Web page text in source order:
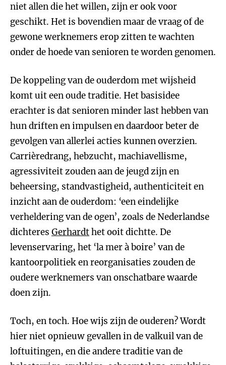
niet allen die het willen, zijn er ook voor
geschikt. Het is bovendien maar de vraag of de
gewone werknemers erop zitten te wachten
onder de hoede van senioren te worden genomen.
De koppeling van de ouderdom met wijsheid
komt uit een oude traditie. Het basisidee
erachter is dat senioren minder last hebben van
hun driften en impulsen en daardoor beter de
gevolgen van allerlei acties kunnen overzien.
Carrièredrang, hebzucht, machiavellisme,
agressiviteit zouden aan de jeugd zijn en
beheersing, standvastigheid, authenticiteit en
inzicht aan de ouderdom: ‘een eindelijke
verheldering van de ogen’, zoals de Nederlandse
dichteres Gerhardthet ooit dichtte. De
levenservaring, het ‘la mer à boire’ van de
kantoorpolitiek en reorganisaties zouden de
oudere werknemers van onschatbare waarde
doen zijn.
Toch, en toch. Hoe wijs zijn de ouderen? Wordt
hier niet opnieuw gevallen in de valkuil van de
loftuitingen, en die andere traditie van de